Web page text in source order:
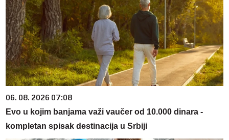
06. 08. 2026 07:08
Evo u kojim banjama važi vaučer od 10.000 dinara -
kompletan spisak destinacija u Srbiji